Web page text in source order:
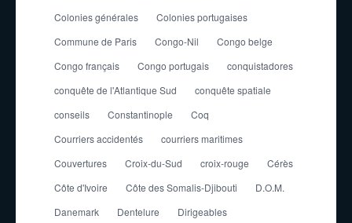
Colonies générales
Colonies portugaises
Commune de Paris
Congo-Nil
Congo belge
Congo français
Congo portugais
conquistadores
conquête de l'Atlantique Sud
conquête spatiale
conseils
Constantinople
Coq
Courriers accidentés
courriers maritimes
Couvertures
Croix-du-Sud croix-rouge
Cérès
Côte d'Ivoire
Côte des Somalis-Djibouti
D.O.M.
Danemark
Dentelure
Dirigeables